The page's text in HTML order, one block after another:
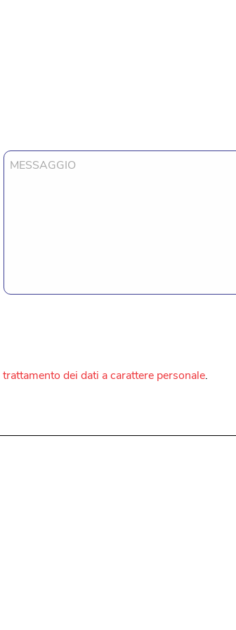
trattamento dei dati a carattere personale.